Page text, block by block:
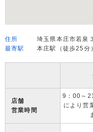
住所
埼玉県本庄市若泉
最寄駅
本庄駅（徒歩25分）
店舗
営業時間
9：00～
により営